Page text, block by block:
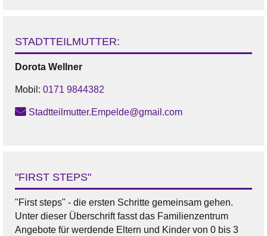
STADTTEILMUTTER:
Dorota Wellner
Mobil: 0171 9844382
Stadtteilmutter.Empelde@gmail.com
"FIRST STEPS"
"First steps" - die ersten Schritte gemeinsam gehen.
Unter dieser Überschrift fasst das Familienzentrum
Angebote für werdende Eltern und Kinder von 0 bis 3